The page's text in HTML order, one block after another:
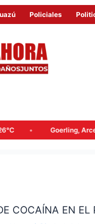
Policiales
Arce y Rojas Decut
COCAÍNA EN EL